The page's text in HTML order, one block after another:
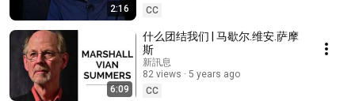
2:16
CC
6:09
什么团结我们 | 马歇尔.维安.萨摩
斯
新訊息
82 views
5 years ago
CC